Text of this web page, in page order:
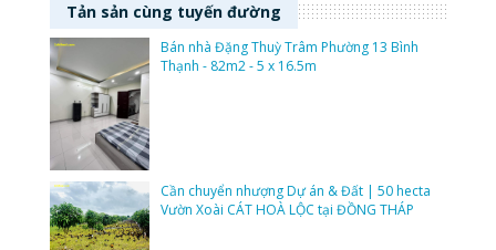
Tản sản cùng tuyến đường
Bán nhà Đặng Thuỳ Trâm Phường 13 Bình
Thạnh - 82m2 - 5 x 16.5m
Cần chuyển nhượng Dự án & Đất | 50 hecta
Vườn Xoài CÁT HOÀ LỘC tại ĐỒNG THÁP